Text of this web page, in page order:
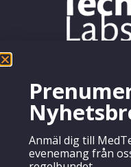
Anmäl dig till
evenemang från